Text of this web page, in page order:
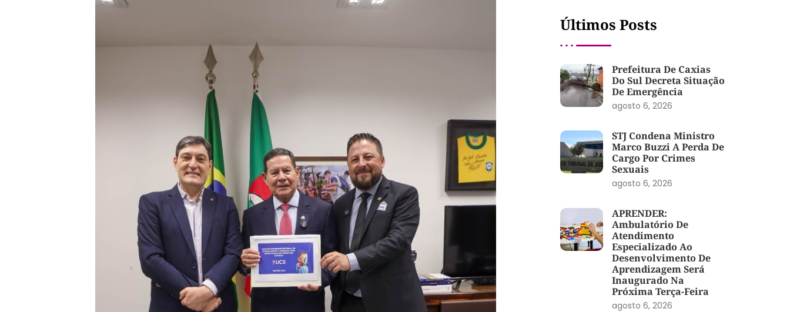
Últimos Posts
Prefeitura De Caxias
Do Sul Decreta Situação
De Emergência
agosto 6, 2026
STJ Condena Ministro
Marco Buzzi A Perda De
Cargo Por Crimes
Sexuais
agosto 6, 2026
APRENDER:
Ambulatório De
Atendimento
Especializado Ao
Desenvolvimento De
Aprendizagem Será
Inaugurado Na
Próxima Terça-Feira
agosto 6, 2026